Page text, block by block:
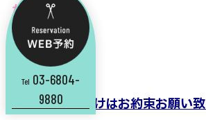
から
||この2点だけはお約束お願い
Tel 03-6804-
9880